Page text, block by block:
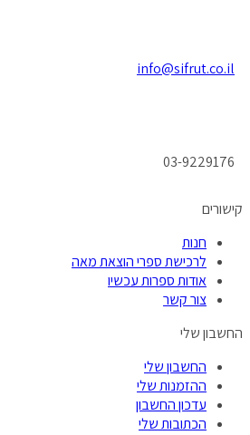
info@sifrut.co.il
קישורים
חנות
לרכישת ספרי הוצאת מאה
אודות ספרות עכשיו
צור קשר
החשבון שלי
החשבון שלי
ההזמנות שלי
עדכון החשבון
הכתובות שלי